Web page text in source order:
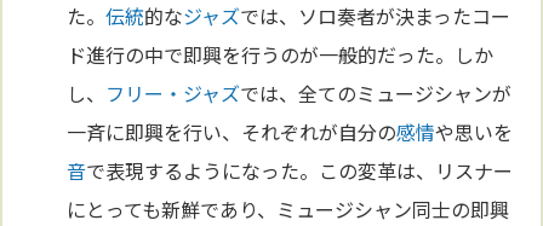
た。伝統的なジャズでは、ソロ奏者が決まったコー
ド進行の中で即興を行うのが一般的だった。しか
し、 フリー・ジャズでは、全てのミュージシャンが
一斉に即興を行い、それぞれが自分の感情や思いを
音で表現するようになった。この変革は、リスナー
にとっても新鮮であり、ミュージシャン同士の即興